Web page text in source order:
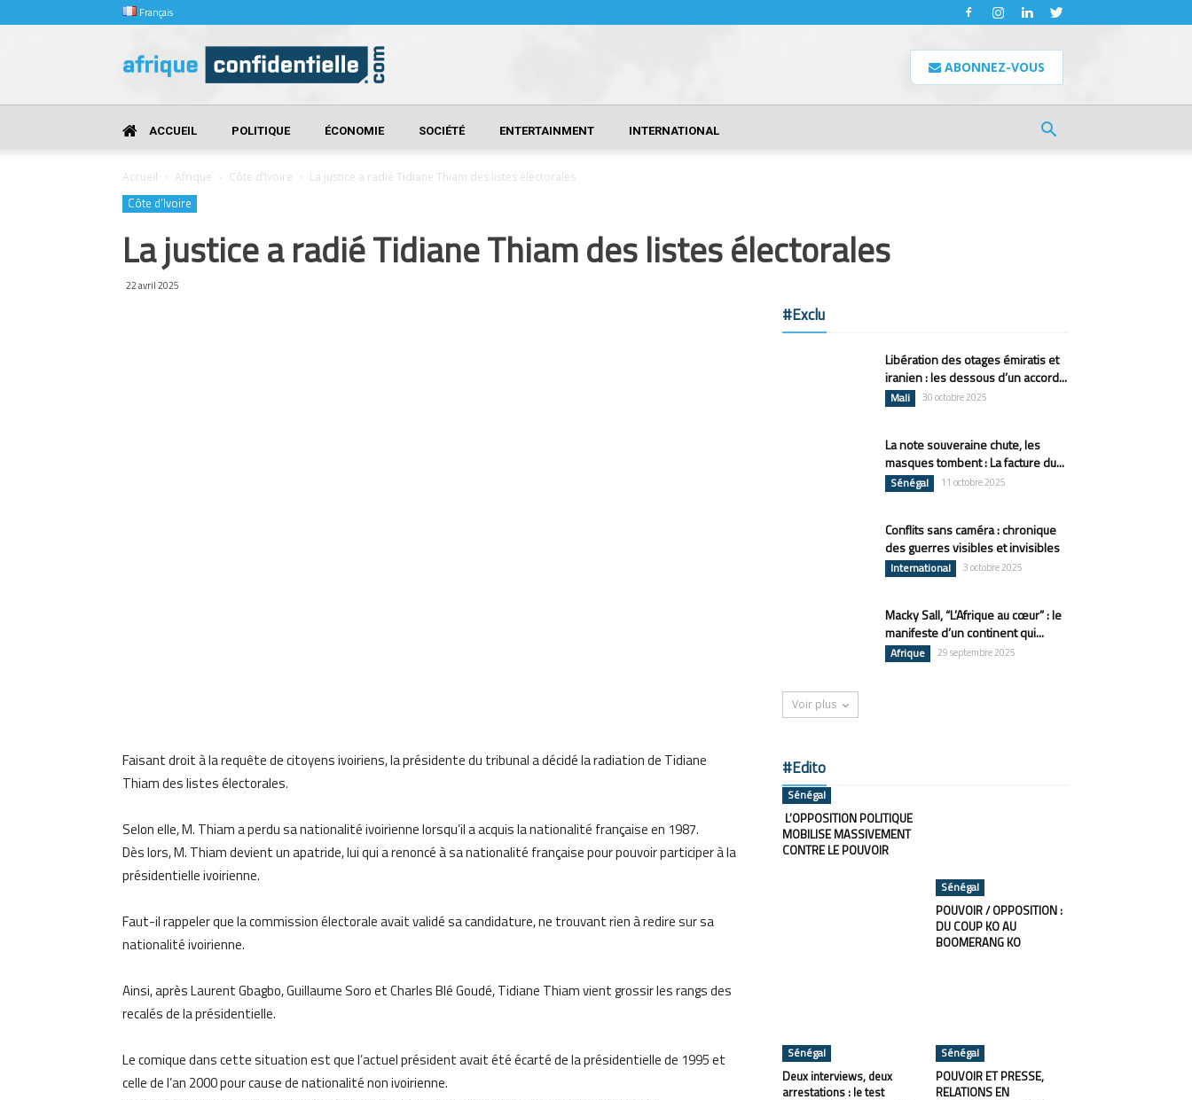
Français
Confidentielle
ABONNEZ-VOUS
ACCUEIL POLITIQUE ÉCONOMIE SOCIÉTÉ ENTERTAINMENT INTERNATIONAL
Accueil Afrique Côte d’Ivoire La justice a radié Tidiane Thiam des listes électorales
Côte d’Ivoire
La justice a radié Tidiane Thiam des listes électorales
22 avril 2025
Faisant droit à la requête de citoyens ivoiriens, la présidente du tribunal a décidé la radiation de Tidiane
Thiam des listes électorales.
Selon elle, M. Thiam a perdu sa nationalité ivoirienne lorsqu’il a acquis la nationalité française en 1987.
Dès lors, M. Thiam devient un apatride, lui qui a renoncé à sa nationalité française pour pouvoir participer à la
présidentielle ivoirienne.
Faut-il rappeler que la commission électorale avait validé sa candidature, ne trouvant rien à redire sur sa
nationalité ivoirienne.
Ainsi, après Laurent Gbagbo, Guillaume Soro et Charles Blé Goudé, Tidiane Thiam vient grossir les rangs des
recalés de la présidentielle.
Le comique dans cette situation est que l’actuel président avait été écarté de la présidentielle de 1995 et
celle de l’an 2000 pour cause de nationalité non ivoirienne.
#Exclu
Libération des otages émiratis et
iranien : les dessous d’un accord...
Mali 30 octobre 2025
La note souveraine chute, les
masques tombent : La facture du...
Sénégal 11 octobre 2025
Conflits sans caméra : chronique
des guerres visibles et invisibles
International 3 octobre 2025
Macky Sall, “L’Afrique au cœur” : le
manifeste d’un continent qui...
Afrique 29 septembre 2025
Voir plus
#Edito
Sénégal
L’OPPOSITION POLITIQUE
MOBILISE MASSIVEMENT
CONTRE LE POUVOIR
Sénégal
POUVOIR / OPPOSITION :
DU COUP KO AU
BOOMERANG KO
Sénégal
Deux interviews, deux
arrestations : le test
Sénégal
POUVOIR ET PRESSE,
RELATIONS EN